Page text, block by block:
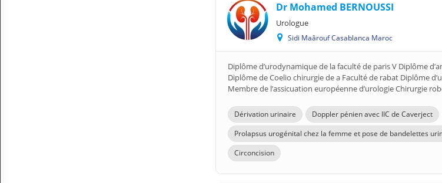
Dr Mohamed BERNOUSSI
Urologue
Sidi Maârouf Casablanca Maroc
Diplôme d’urodynamique de la faculté de paris V Diplôme
Diplôme de Coelio chirurgie de a Faculté de rabat Diplôme
Membre de l’assicuation européenne d’urologie Chirurgie
Dérivation urinaire
Doppler pénien avec IIC de Caverject
Prolapsus urogénital chez la femme et pose de bandelettes
Circoncision